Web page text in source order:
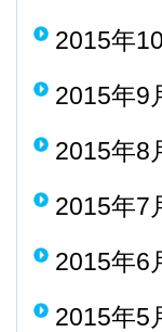
2015年
2015年9
2015年8
2015年7
2015年6
2015年5